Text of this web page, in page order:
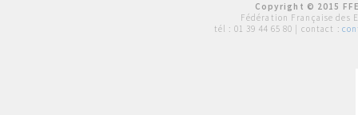
Copyright © 2015
Fédération Française des
tél : 01 39 44 65 80 | contact :